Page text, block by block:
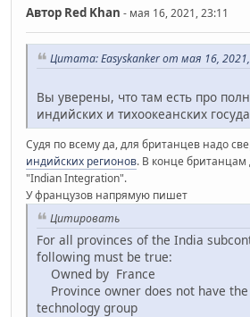
Автор Red Khan - мая 16, 2021, 23:11
Цитата: Easyskanker от мая 16,
Вы уверены, что там есть про
индийских и тихоокеанских
Судя по всему да, для британцев надо
индийских регионов. В конце
"Indian Integration".
У французов напрямую пишет
Цитировать
For all provinces of the India
following must be true:
Owned by France
Province owner does not have
technology group